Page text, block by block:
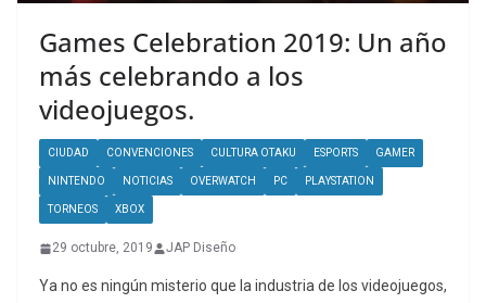
Games Celebration 2019: Un año
más celebrando a los
videojuegos.
CIUDAD CONVENCIONES CULTURA OTAKU ESPORTS GAMER
NINTENDO NOTICIAS OVERWATCH PC PLAYSTATION
TORNEOS XBOX
29 octubre, 2019 JAP Diseño
Ya no es ningún misterio que la industria de los videojuegos,